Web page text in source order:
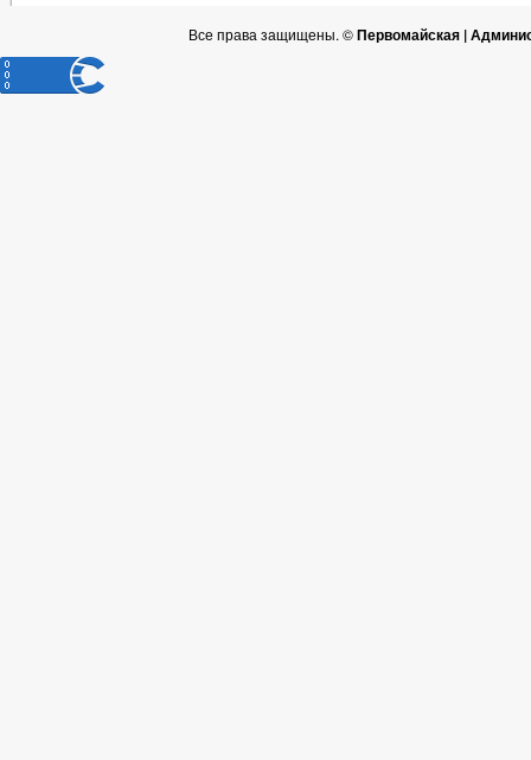
Все права защищены. ©Первомайская |